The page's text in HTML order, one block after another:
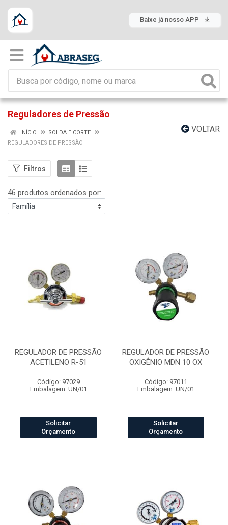
Baixe já nosso APP
Reguladores de Pressão
VOLTAR
INÍCIO
SOLDA E CORTE
REGULADORES DE PRESSÃO
Filtros
46 produtos ordenados por:
REGULADOR DE PRESSÃO
ACETILENO R-51
Código: 97029
Embalagem: UN/01
Solicitar
Orçamento
REGULADOR DE PRESSÃO
OXIGÊNIO MDN 10 OX
Código: 97011
Embalagem: UN/01
Solicitar
Orçamento